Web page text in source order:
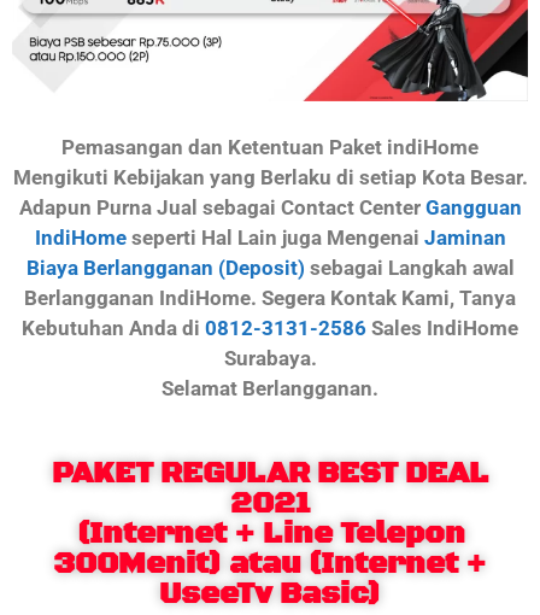
Pemasangan dan Ketentuan Paket indiHome
Mengikuti Kebijakan yang Berlaku di setiap Kota Besar.
Adapun Purna Jual sebagai Contact Center Gangguan
IndiHomeseperti Hal Lain juga Mengenai Jaminan
Biaya Berlangganan (Deposit) sebagai Langkah awal
Berlangganan IndiHome. Segera Kontak Kami, Tanya
Kebutuhan Anda di 0812-3131-2586 Sales IndiHome
Surabaya.
Selamat Berlangganan.
PAKET REGULAR BEST DEAL
2021
(Internet + Line Telepon
300Menit) atau (Internet +
UseeTv Basic)